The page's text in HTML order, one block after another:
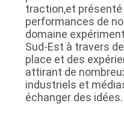
traction,et
performances de
domaine
Sud-Est à travers
place et des
attirant de
industriels et
échanger des idées.